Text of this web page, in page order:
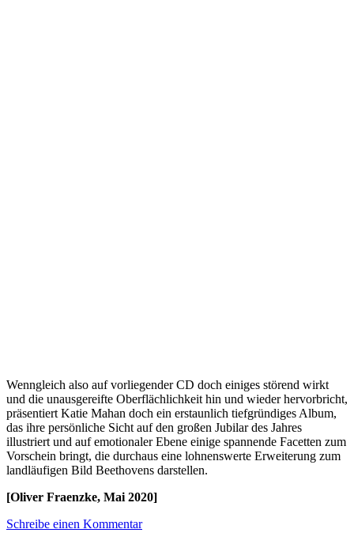
Wenngleich also auf vorliegender CD doch einiges störend wirkt
und die unausgereifte Oberflächlichkeit hin und wieder hervorbricht,
präsentiert Katie Mahan doch ein erstaunlich tiefgründiges Album,
das ihre persönliche Sicht auf den großen Jubilar des Jahres
illustriert und auf emotionaler Ebene einige spannende Facetten zum
Vorschein bringt, die durchaus eine lohnenswerte Erweiterung zum
landläufigen Bild Beethovens darstellen.
[Oliver Fraenzke, Mai 2020]
Schreibe einen Kommentar